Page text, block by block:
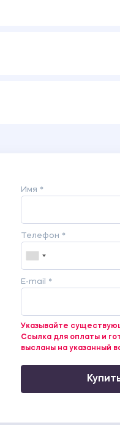
ребенка (А.В.
Имя *
Телефон *
E-mail *
Указывайте
Ссылка для оплаты и
высланы на указанный